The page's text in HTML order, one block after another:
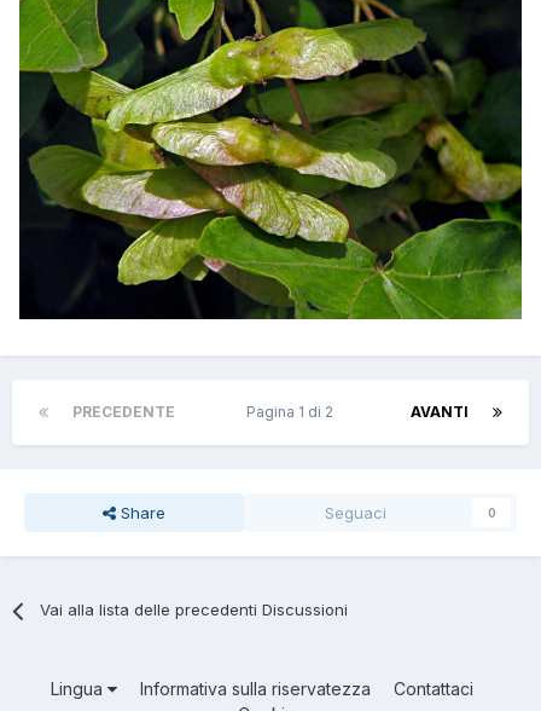
PRECEDENTE AVANTI
Pagina 1 di 2
Share Seguaci 0
Vai alla lista delle precedenti Discussioni
Lingua Informativa sulla riservatezza
Contattaci